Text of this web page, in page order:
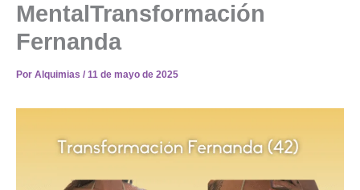
MentalTransformación
Fernanda
Por Alquimias / 11 de mayo de 2025